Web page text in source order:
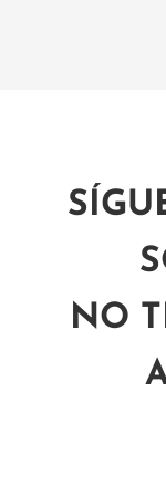
NO